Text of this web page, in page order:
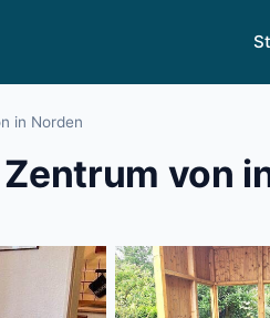
in Norden
von